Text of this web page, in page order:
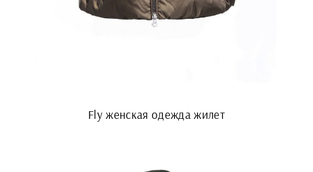
Fly женская одежда жилет